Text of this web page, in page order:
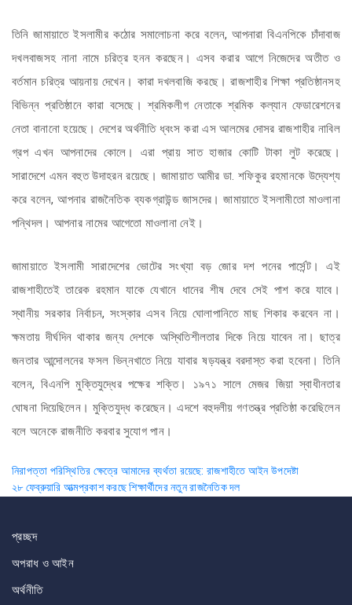
তিনি জামায়াতে ইসলামীর কঠোর সমালোচনা করে বলেন, আপনারা বিএনপিকে চাঁদাবাজ
দখলবাজসহ নানা নামে চরিত্র হনন করছেন। এসব করার আগে নিজেদের অতীত ও
বর্তমান চরিত্র আয়নায় দেখেন। কারা দখলবাজি করছে। রাজশাহীর শিক্ষা প্রতিষ্ঠানসহ
বিভিন্ন প্রতিষ্ঠানে কারা বসেছে। শ্রমিকলীগ নেতাকে শ্রমিক কল্যান ফেডারেশনের
নেতা বানানো হয়েছে। দেশের অর্থনীতি ধ্বংস করা এস আলমের দোসর রাজশাহীর নাবিল
গ্রপ এখন আপনাদের কোলে। এরা প্রায় সাত হাজার কোটি টাকা লুট করেছে।
সারাদেশে এমন বহুত উদাহরন রয়েছে। জামায়াত আমীর ডা. শফিকুর রহমানকে উদ্যেশ্য
করে বলেন, আপনার রাজনৈতিক ব্যকগ্রাউন্ড জাসদের। জামায়াতে ইসলামীতো মাওলানা
পন্থিদল। আপনার নামের আগেতো মাওলানা নেই।
জামায়াতে ইসলামী সারাদেশের ভোটের সংখ্যা বড় জোর দশ পনের পার্সেন্ট। এই
রাজশাহীতেই তারেক রহমান যাকে যেখানে ধানের শীষ দেবে সেই পাশ করে যাবে।
স্থানীয় সরকার নির্বাচন, সংস্কার এসব নিয়ে ঘোলাপানিতে মাছ শিকার করবেন না।
ক্ষমতায় দীর্ঘদিন থাকার জন্য দেশকে অস্থিতিশীলতার দিকে নিয়ে যাবেন না। ছাত্র
জনতার আন্দোলনের ফসল ভিন্নখাতে নিয়ে যাবার ষড়যন্ত্র বরদাস্ত করা হবেনা। তিনি
বলেন, বিএনপি মুক্তিযুদ্ধের পক্ষের শক্তি। ১৯৭১ সালে মেজর জিয়া স্বাধীনতার
ঘোষনা দিয়েছিলেন। মুক্তিযুদ্ধ করেছেন। এদশে বহুদলীয় গণতন্ত্র প্রতিষ্ঠা করেছিলেন
বলে অনেকে রাজনীতি করবার সুযোগ পান।
Post
navigation
নিরাপত্তা পরিস্থিতির ক্ষেত্রে আমাদের ব্যর্থতা রয়েছে: রাজশাহীতে আইন উপদেষ্টা
২৮ ফেব্রুয়ারি আত্মপ্রকাশ করছে শিক্ষার্থীদের নতুন রাজনৈতিক দল
প্রচ্ছদ
অপরাধ ও আইন
অর্থনীতি